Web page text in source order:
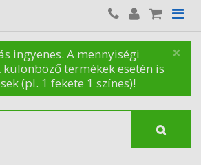
×
ingyenes. A mennyiségi
különböző termékek esetén is
(pl. 1 fekete 1 színes)!